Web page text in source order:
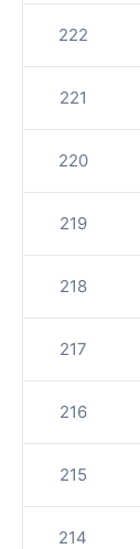
222
221
220
219
218
217
216
215
214